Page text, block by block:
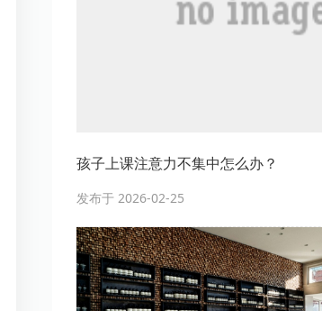
孩子上课注意力不集中怎么办？
发布于 2026-02-25